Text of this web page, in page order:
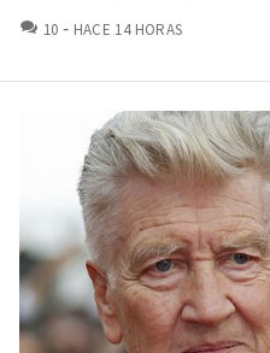
10 COMENTARIOS
HACE 14 HORAS